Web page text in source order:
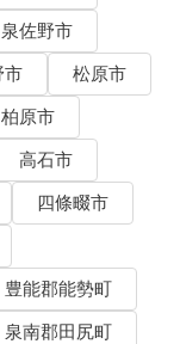
泉佐野市
市
松原市
柏原市
高石市
四條畷市
豊能郡能勢町
泉南郡田尻町